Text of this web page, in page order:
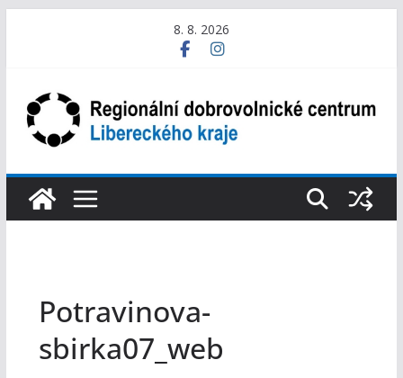
8. 8. 2026
Potravinova-
sbirka07_web